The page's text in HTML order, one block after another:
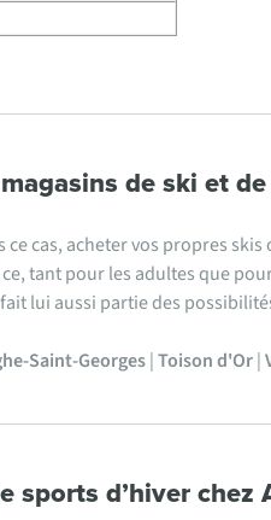
de ski et
ce cas, acheter vos propres
tant pour les adultes que
lui aussi partie des
Saint-Georges|Toison d'Or|
sports d’hiver chez